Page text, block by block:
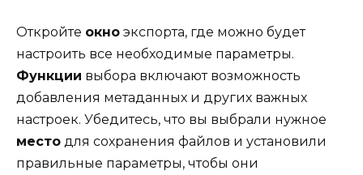
Откройте окно экспорта, где можно будет
настроить все необходимые параметры.
Функции выбора включают возможность
добавления метаданных и других важных
настроек. Убедитесь, что вы выбрали нужное
место для сохранения файлов и установили
правильные параметры, чтобы они